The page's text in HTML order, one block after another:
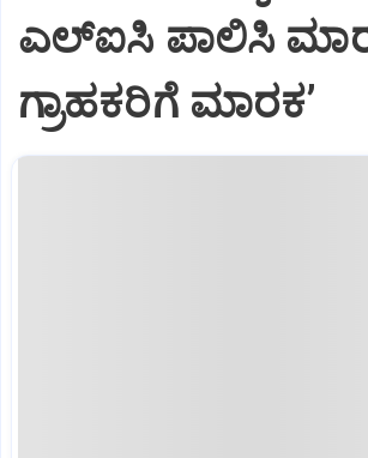
ಎಲ್‌ಐಸಿ ಪಾಲಿಸಿ
ಗ್ರಾಹಕರಿಗೆ ಮಾರಕ’